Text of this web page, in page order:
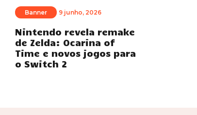
Banner 9 junho, 2026
Nintendo revela remake
de Zelda: Ocarina of
Time e novos jogos para
o Switch 2